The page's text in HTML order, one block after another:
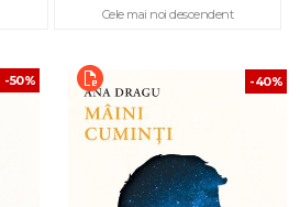
Cele mai noi descendent
-50% -40%